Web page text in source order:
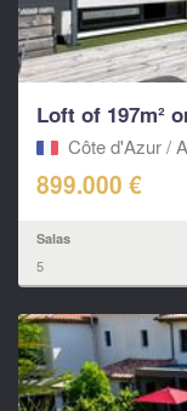
Loft of 197m²
Côte d'Azur /
899.000 €
Salas
5